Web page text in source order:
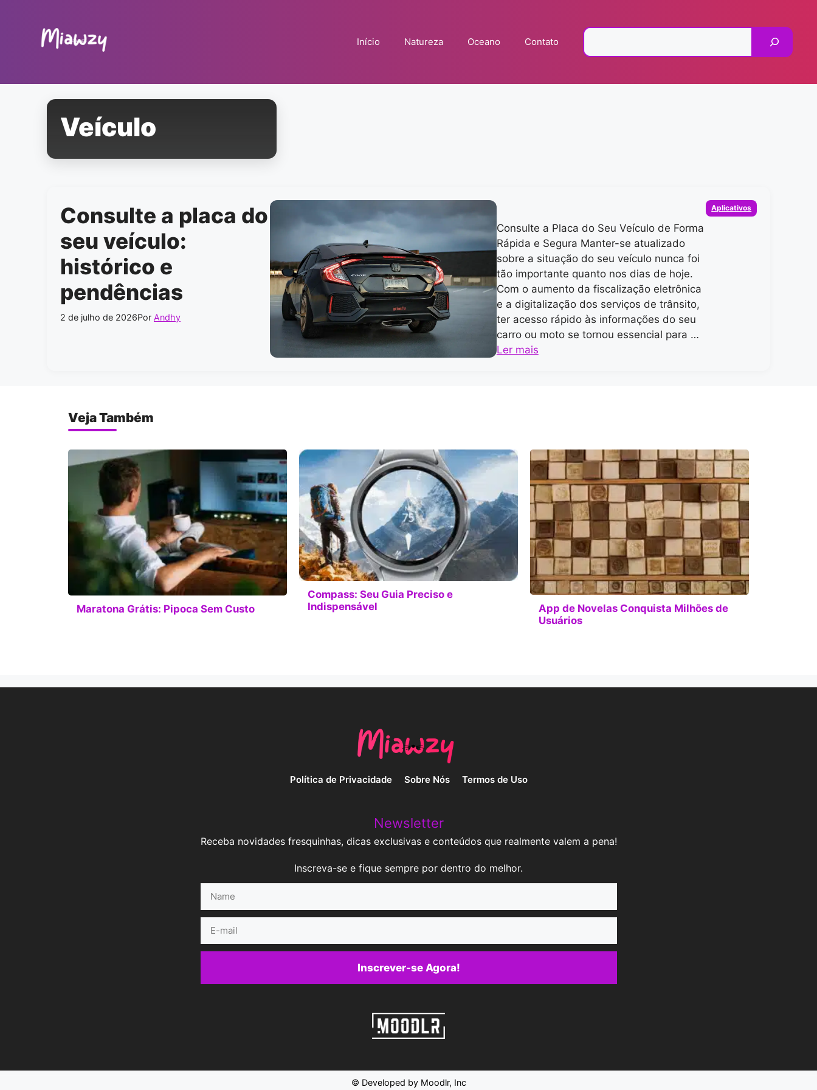
Início Natureza Oceano Contato
Veículo
Consulte a placa do
seu veículo:
histórico e
pendências
2 de julho de 2026Por Andhy
Consulte a Placa do Seu Veículo de Forma
Rápida e Segura Manter-se atualizado
sobre a situação do seu veículo nunca foi
tão importante quanto nos dias de hoje.
Com o aumento da fiscalização eletrônica
e a digitalização dos serviços de trânsito,
ter acesso rápido às informações do seu
carro ou moto se tornou essencial para …
Ler mais
Categorias
Aplicativos
Veja Também
Maratona Grátis: Pipoca Sem Custo
Compass: Seu Guia Preciso e
Indispensável
App de Novelas Conquista Milhões de
Usuários
Política de Privacidade Sobre Nós Termos de Uso
Newsletter
Receba novidades fresquinhas, dicas exclusivas e conteúdos que realmente valem a pena!
Inscreva-se e fique sempre por dentro do melhor.
mail
Inscrever-se Agora!